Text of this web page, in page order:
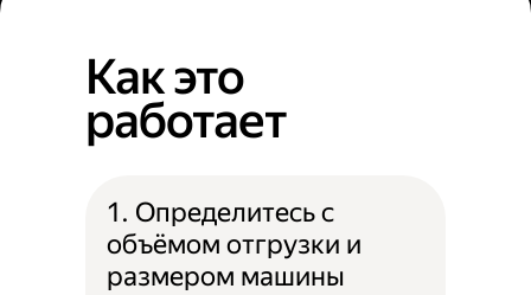
Как это
работает
1. Определитесь с
объёмом отгрузки и
размером машины